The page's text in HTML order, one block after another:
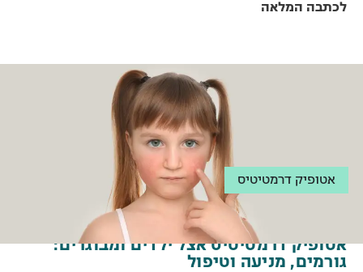
יכול להשפיע על עולם החיידקים שנמצאים בגוף ועל העור.
העשוי מקמח לבן או מאכל עם כמויות גדולות של סוכר. ככל
שהתזונה תהיה טבעית ומהצומח כך תגדל כמות החיידקים
הטובים והנכונים, הנמצאים בעור.
לכתבה המלאה
אטופיק דרמטיטיס
אטופיק דרמטיטיס אצל ילדים ומבוגרים:
גורמים, מניעה וטיפול